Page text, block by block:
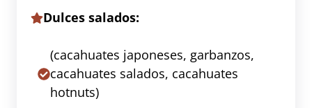
Dulces salados:
(cacahuates japoneses, garbanzos,
cacahuates salados, cacahuates
hotnuts)